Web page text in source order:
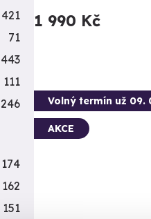
1 990 Kč
Volný termín už 09.
AKCE
421
71
443
111
246
174
162
151